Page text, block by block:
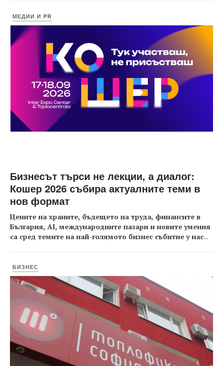
МЕДИИ И PR
Бизнесът търси не лекции, а диалог:
Кошер 2026 събира актуалните теми в
нов формат
Цените на храните, бъдещето на труда, финансите в
България, AI, международните пазари и новите умения
са сред темите на най-голямото бизнес събитие у нас...
БИЗНЕС